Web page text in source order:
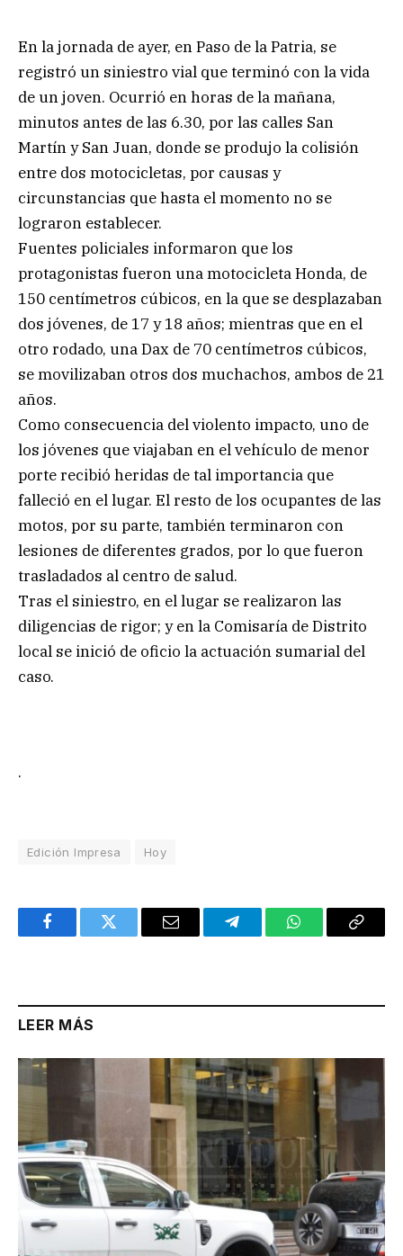
En la jornada de ayer, en Paso de la Patria, se
registró un siniestro vial que terminó con la vida
de un joven. Ocurrió en horas de la mañana,
minutos antes de las 6.30, por las calles San
Martín y San Juan, donde se produjo la colisión
entre dos motocicletas, por causas y
circunstancias que hasta el momento no se
lograron establecer.
Fuentes policiales informaron que los
protagonistas fueron una motocicleta Honda, de
150 centímetros cúbicos, en la que se desplazaban
dos jóvenes, de 17 y 18 años; mientras que en el
otro rodado, una Dax de 70 centímetros cúbicos,
se movilizaban otros dos muchachos, ambos de 21
años.
Como consecuencia del violento impacto, uno de
los jóvenes que viajaban en el vehículo de menor
porte recibió heridas de tal importancia que
falleció en el lugar. El resto de los ocupantes de las
motos, por su parte, también terminaron con
lesiones de diferentes grados, por lo que fueron
trasladados al centro de salud.
Tras el siniestro, en el lugar se realizaron las
diligencias de rigor; y en la Comisaría de Distrito
local se inició de oficio la actuación sumarial del
caso.
.
Edición Impresa Hoy
FacebookTwitter Email TelegramWhatsAppCopy
LEER MÁS